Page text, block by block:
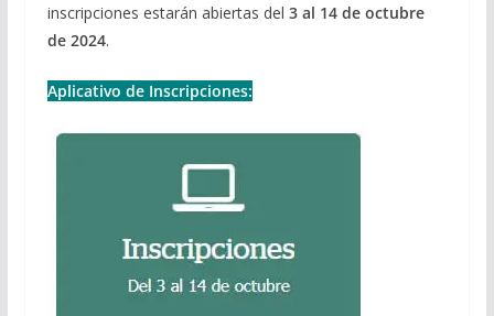
inscripciones estarán abiertas del 3 al 14 de octubre
de 2024.
Aplicativo de Inscripciones: